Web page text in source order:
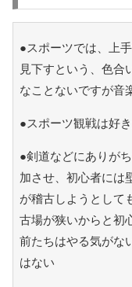
●スポーツでは、上
見下すという、色合
なことないですが音
●スポーツ観戦は好
●剣道などにありが
加させ、初心者には
が稽古しようとして
古場が狭いからと初
前たちはやる気がな
はない